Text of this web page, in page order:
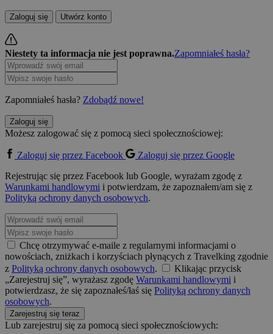
Zaloguj się Utwórz konto
Niestety ta informacja nie jest poprawna.Zapomniałeś hasła?
Zapomniałeś hasła? Zdobądź nowe!
Zaloguj się
Możesz zalogować się z pomocą sieci społecznościowej:
Zaloguj się przez Facebook
Zaloguj się przez Google
Rejestrując się przez Facebook lub Google, wyrażam zgodę z
Warunkami handlowymi i potwierdzam, że zapoznałem/am się z
Polityką ochrony danych osobowych.
Chcę otrzymywać e-maile z regularnymi informacjami o
nowościach, zniżkach i korzyściach płynących z Travelking zgodnie
z Polityką ochrony danych osobowych.
Klikając przycisk
„Zarejestruj się”, wyrażasz zgodę Warunkami handlowymi i
potwierdzasz, że się zapoznałeś/łaś się Polityką ochrony danych
osobowych.
Zarejestruj się teraz
Lub zarejestruj się za pomocą sieci społecznościowych: